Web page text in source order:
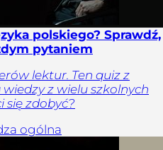
polskiego? Sprawdź,
pytaniem
lektur. Ten quiz z
z wielu szkolnych
się zdobyć?
ogólna